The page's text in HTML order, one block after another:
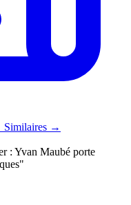
Similaires →